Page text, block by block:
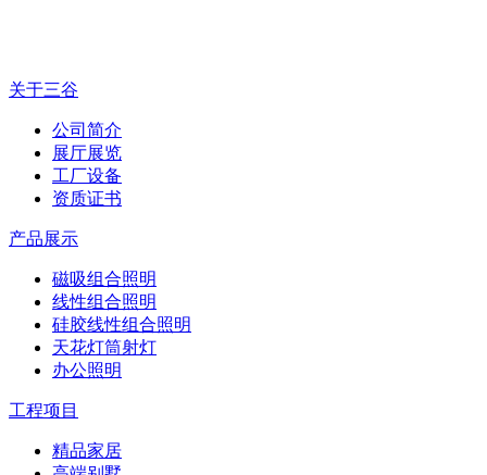
关于三谷
公司简介
展厅展览
工厂设备
资质证书
产品展示
磁吸组合照明
线性组合照明
硅胶线性组合照明
天花灯筒射灯
办公照明
工程项目
精品家居